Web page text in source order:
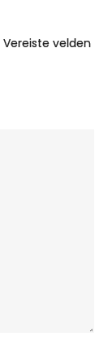
Vereiste velden